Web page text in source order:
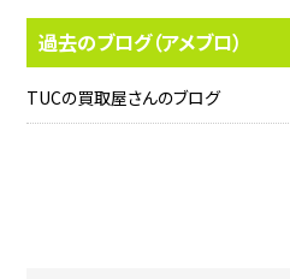
過去のブログ（アメブロ）
TUCの買取屋さんのブログ